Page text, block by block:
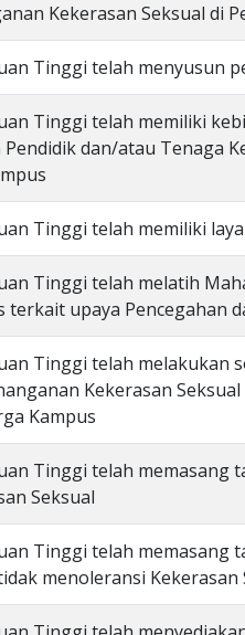
Kekerasan Seksual di
Tinggi telah menyusun
Tinggi telah memiliki
Pendidik dan/atau Tenaga
Tinggi telah memiliki
Tinggi telah melatih
terkait upaya Pencegahan
Tinggi telah melakukan
Kekerasan
Kampus
Tinggi telah memasang
Seksual
Tinggi telah memasang
menoleransi Kekerasan